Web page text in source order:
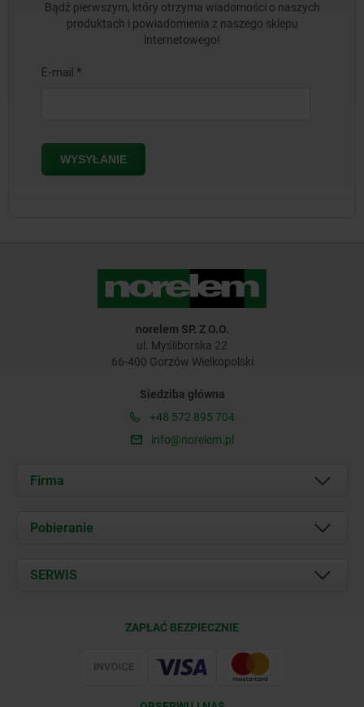
Bądź pierwszym, który otrzyma wiadomości o naszych
produktach i powiadomienia z naszego sklepu
internetowego!
norelem SP. Z O.O.
ul. Myśliborska 22
66-400 Gorzów Wielkopolski
Siedziba główna
+48 572 895 704
info@norelem.pl
Firma
O nas
Kontakt
Pobieranie
Documents
SERWIS
ZAPŁAĆ BEZPIECZNIE